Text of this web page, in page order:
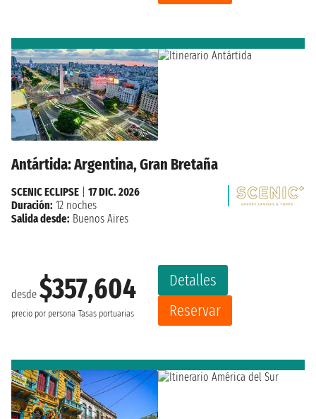
Antártida: Argentina, Gran Bretaña
desde $357,604
precio por persona Tasas portuarias
Detalles
Reservar
SCENIC ECLIPSE
17 DIC. 2026
Duración: 12 noches
Salida desde: Buenos Aires